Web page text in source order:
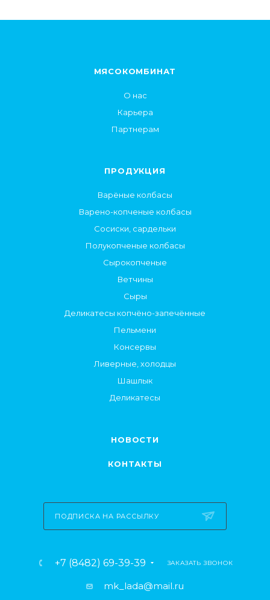
МЯСОКОМБИНАТ
О нас
Карьера
Партнерам
ПРОДУКЦИЯ
Варёные колбасы
Варено-копченые колбасы
Сосиски, сардельки
Полукопченые колбасы
Сырокопченые
Ветчины
Сыры
Деликатесы копчёно-запечённые
Пельмени
Консервы
Ливерные, холодцы
Шашлык
Деликатесы
НОВОСТИ
КОНТАКТЫ
ПОДПИСКА НА РАССЫЛКУ
+7 (8482) 69-39-39 ЗАКАЗАТЬ ЗВОНОК
mk_lada@mail.ru